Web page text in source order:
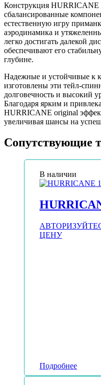
Конструкция HURRICANE
сбалансированные
естественную игру
аэродинамика и
легко достигать далекой
обеспечивают его
глубине.
Надежные и устойчивые к
изготовлены эти тейл-
долговечность и высокий
Благодаря ярким и
HURRICANE original
увеличивая шансы на
Сопутствующие
В наличии
ЦЕНУ
Подробнее